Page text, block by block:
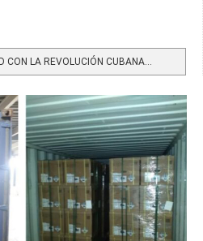
CON LA REVOLUCIÓN CUBANA...